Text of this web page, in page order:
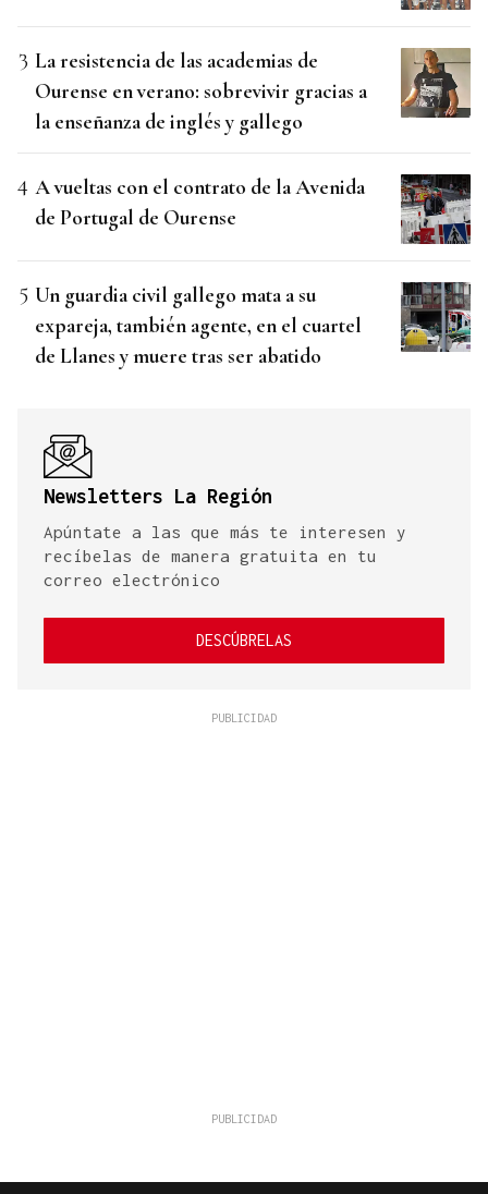
La resistencia de las academias de
Ourense en verano: sobrevivir gracias a
la enseñanza de inglés y gallego
A vueltas con el contrato de la Avenida
de Portugal de Ourense
Un guardia civil gallego mata a su
expareja, también agente, en el cuartel
de Llanes y muere tras ser abatido
Newsletters La Región
Apúntate a las que más te interesen y
recíbelas de manera gratuita en tu
correo electrónico
DESCÚBRELAS